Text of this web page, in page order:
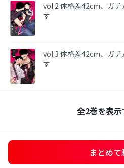
vol.2 体格差42cm、ガチ
す
vol.3 体格差42cm、ガチ
す
全2巻を表示
まとめて